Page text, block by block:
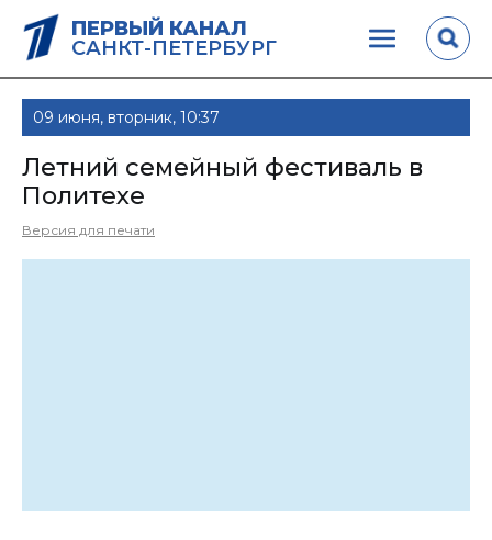
ПЕРВЫЙ КАНАЛ
САНКТ-ПЕТЕРБУРГ
09 июня, вторник, 10:37
Летний семейный фестиваль в
Политехе
Версия для печати